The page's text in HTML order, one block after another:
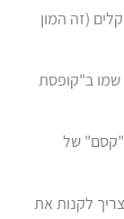
לקנות בית שעולה 1,600,000 שקלים (זה המון
שהם שמו ב"קופסת
(זה ה"קסם" של
מה שצריך לקנות את